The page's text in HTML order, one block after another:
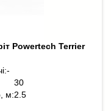
Powertech Terrier
-
30
м:2.5